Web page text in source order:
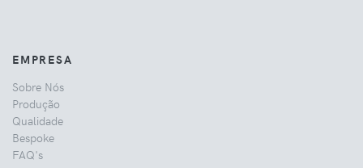
EMPRESA
Sobre Nós
Produção
Qualidade
Bespoke
FAQ's